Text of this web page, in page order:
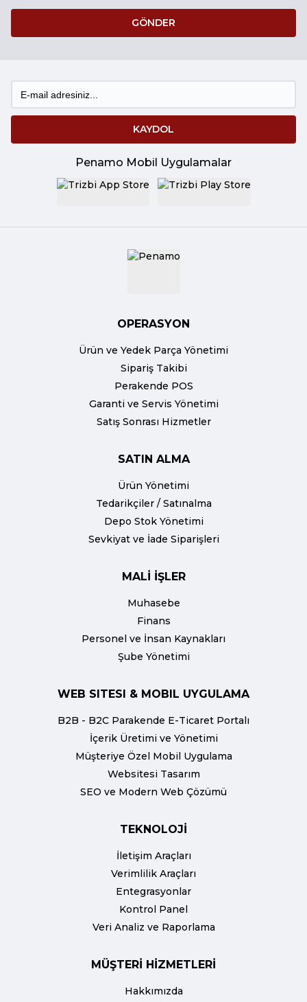
GÖNDER
KAYDOL
Penamo Mobil Uygulamalar
OPERASYON
Ürün ve Yedek Parça Yönetimi
Sipariş Takibi
Perakende POS
Garanti ve Servis Yönetimi
Satış Sonrası Hizmetler
SATIN ALMA
Ürün Yönetimi
Tedarikçiler / Satınalma
Depo Stok Yönetimi
Sevkiyat ve İade Siparişleri
MALİ İŞLER
Muhasebe
Finans
Personel ve İnsan Kaynakları
Şube Yönetimi
WEB SITESI & MOBIL UYGULAMA
B2B - B2C Parakende E-Ticaret Portalı
İçerik Üretimi ve Yönetimi
Müşteriye Özel Mobil Uygulama
Websitesi Tasarım
SEO ve Modern Web Çözümü
TEKNOLOJİ
İletişim Araçları
Verimlilik Araçları
Entegrasyonlar
Kontrol Panel
Veri Analiz ve Raporlama
MÜŞTERİ HİZMETLERİ
Hakkımızda